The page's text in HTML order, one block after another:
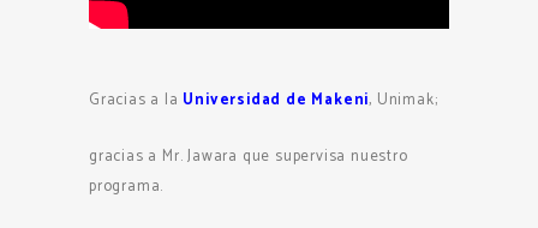
Gracias a la Universidad de Makeni, Unimak;
gracias a Mr. Jawara que supervisa nuestro
programa.